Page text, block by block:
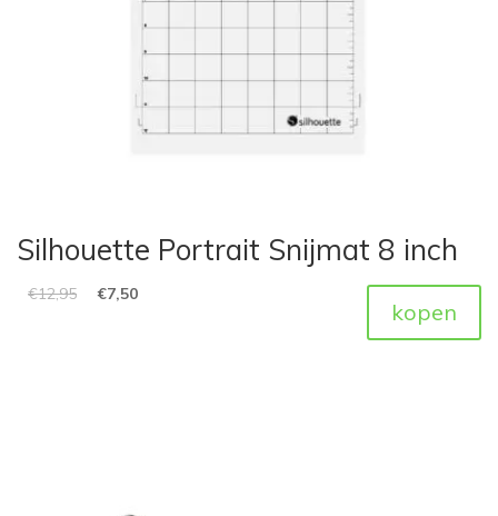
Silhouette Portrait Snijmat 8 inch
€12,95 €7,50
kopen